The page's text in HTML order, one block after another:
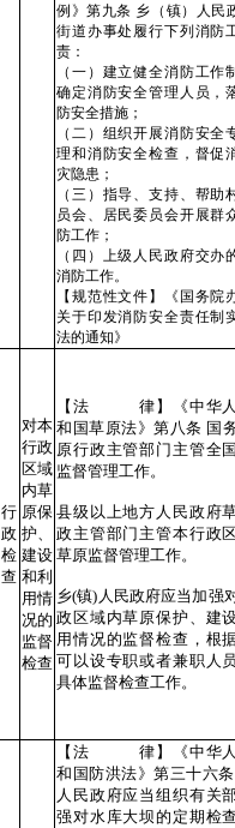
例》第九条 乡（镇）人民
街道办事处履行下列消防
责：
（一）建立健全消防工作
确定消防安全管理人员，
防安全措施；
（二）组织开展消防安全
理和消防安全检查，督促
灾隐患；
（三）指导、支持、帮助
员会、居民委员会开展群
防工作；
（四）上级人民政府交办
消防工作。
【规范性文件】《国务院
关于印发消防安全责任制
法的通知》
行
政
检
查
对本
行政
区域
内草
原保
护、
建设
和利
用情
况的
监督
检查
【法 律】《中华人
和国草原法》第八条 国
原行政主管部门主管全
监督管理工作。
县级以上地方人民政府
政主管部门主管本行政
草原监督管理工作。
乡(镇)人民政府应当加强
政区域内草原保护、建
用情况的监督检查，根
可以设专职或者兼职人
具体监督检查工作。
【法 律】《中华人
和国防洪法》第三十六
人民政府应当组织有关
强对水库大坝的定期检